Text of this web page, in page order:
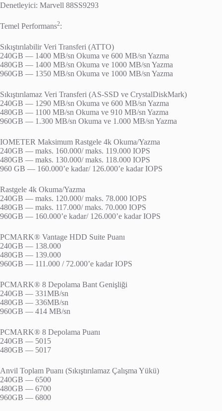
Denetleyici: Marvell 88SS9293
Temel Performans2:
Sıkıştırılabilir Veri Transferi (ATTO)
240GB — 1400 MB/sn Okuma ve 600 MB/sn Yazma
480GB — 1400 MB/sn Okuma ve 1000 MB/sn Yazma
960GB — 1350 MB/sn Okuma ve 1000 MB/sn Yazma
Sıkıştırılamaz Veri Transferi (AS-SSD ve CrystalDiskMark)
240GB — 1290 MB/sn Okuma ve 600 MB/sn Yazma
480GB — 1100 MB/sn Okuma ve 910 MB/sn Yazma
960GB — 1.300 MB/sn Okuma ve 1.000 MB/sn Yazma
IOMETER Maksimum Rastgele 4k Okuma/Yazma
240GB — maks. 160.000/ maks. 119.000 IOPS
480GB — maks. 130.000/ maks. 118.000 IOPS
960 GB — 160.000’e kadar/ 126.000’e kadar IOPS
Rastgele 4k Okuma/Yazma
240GB — maks. 120.000/ maks. 78.000 IOPS
480GB — maks. 117.000/ maks. 70.000 IOPS
960GB — 160.000’e kadar/ 126.000’e kadar IOPS
PCMARK® Vantage HDD Suite Puanı
240GB — 138.000
480GB — 139.000
960GB — 111.000 / 72.000’e kadar IOPS
PCMARK® 8 Depolama Bant Genişliği
240GB — 331MB/sn
480GB — 336MB/sn
960GB — 414 MB/sn
PCMARK® 8 Depolama Puanı
240GB — 5015
480GB — 5017
Anvil Toplam Puanı (Sıkıştırılamaz Çalışma Yükü)
240GB — 6500
480GB — 6700
960GB — 6800